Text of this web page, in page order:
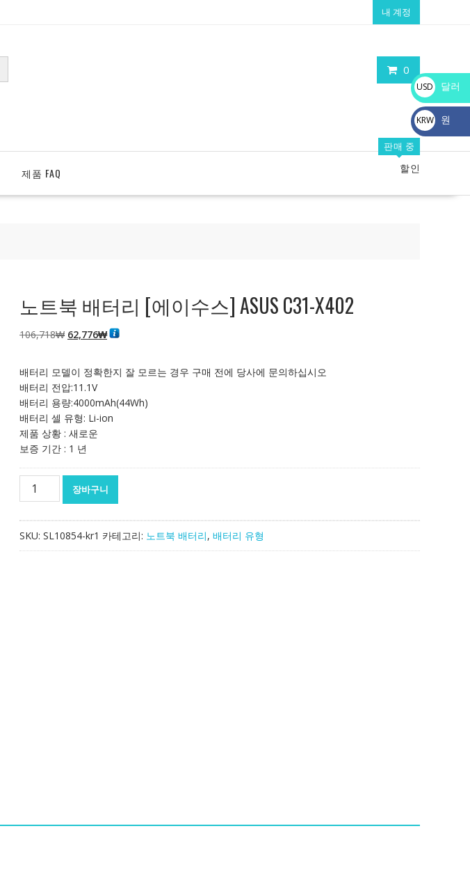
내 계정
0
제품 FAQ
판매 중
할인
노트북 배터리 [에이수스] ASUS C31-X402
106,718₩ 원
격:
106,718₩
62,776₩현
격:
배터리 모델이 정확한지 잘 모르는 경우 구매 전에 당사에 문의하십시오
배터리 전압:11.1V
배터리 용량:4000mAh(44Wh)
배터리 셀 유형: Li-ion
제품 상황 : 새로운
보증 기간 : 1 년
터
장바구니
SKU: SL10854-kr1 카테고리: 노트북 배터리, 배터리 유형
USD
$
달러
KRW
₩
원